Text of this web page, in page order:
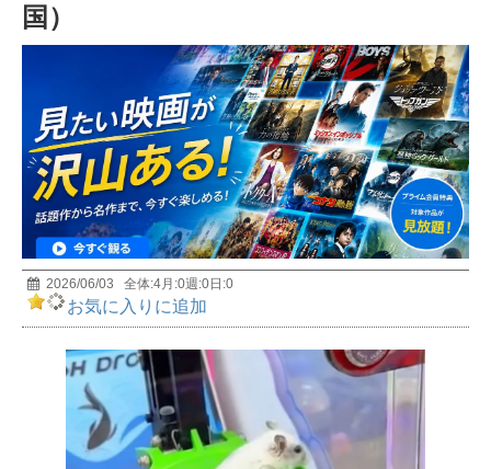
6
者としての視点で解説！
7
おもしろすぎて眠れなくなる深海の話｜極限環境生
物学者/長沼毅
8
【イエス・キリストの謎】世界25億人が信じる男の
正体とは？
国）
2026/06/03 全体:4月:0週:0日:0
お気に入りに追加